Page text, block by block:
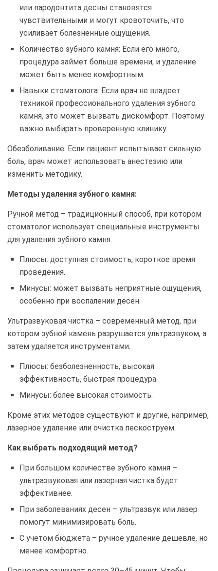
или пародонтита десны становятся
чувствительными и могут кровоточить, что
усиливает болезненные ощущения.
Количество зубного камня: Если его много,
процедура займет больше времени, и удаление
может быть менее комфортным.
Навыки стоматолога: Если врач не владеет
техникой профессионального удаления зубного
камня, это может вызвать дискомфорт. Поэтому
важно выбирать проверенную клинику.
Обезболивание: Если пациент испытывает сильную
боль, врач может использовать анестезию или
изменить методику.
Методы удаления зубного камня:
Ручной метод – традиционный способ, при котором
стоматолог использует специальные инструменты
для удаления зубного камня.
Плюсы: доступная стоимость, короткое время
проведения.
Минусы: может вызвать неприятные ощущения,
особенно при воспалении десен.
Ультразвуковая чистка – современный метод, при
котором зубной камень разрушается ультразвуком, а
затем удаляется инструментами.
Плюсы: безболезненность, высокая
эффективность, быстрая процедура.
Минусы: более высокая стоимость.
Кроме этих методов существуют и другие, например,
лазерное удаление или очистка пескоструем.
Как выбрать подходящий метод?
При большом количестве зубного камня –
ультразвуковая или лазерная чистка будет
эффективнее.
При заболеваниях десен – ультразвук или лазер
помогут минимизировать боль.
С учетом бюджета – ручное удаление дешевле, но
менее комфортно.